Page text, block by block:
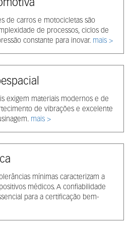
de carros e motocicletas são
de processos, ciclos de
constante para inovar. mais >
exigem materiais modernos e de
de vibrações e excelente
mais >
mínimas caracterizam a
médicos. A confiabilidade
para a certificação bem-